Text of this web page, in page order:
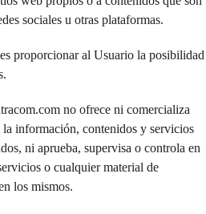
sociales u otras plataformas.
proporcionar al Usuario la posibilidad
no ofrece ni comercializa
información, contenidos y servicios
ni aprueba, supervisa o controla en
o cualquier material de
los mismos.